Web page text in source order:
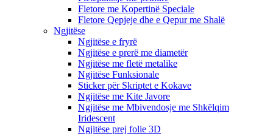
Fletore me Kopertinë Speciale
Fletore Qepjeje dhe e Qepur me Shalë
Ngjitëse
Ngjitëse e fryrë
Ngjitëse e prerë me diametër
Ngjitëse me fletë metalike
Ngjitëse Funksionale
Sticker për Skriptet e Kokave
Ngjitëse me Kite Javore
Ngjitëse me Mbivendosje me Shkëlqim
Iridescent
Ngjitëse prej folie 3D